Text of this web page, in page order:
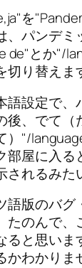
を
、パンデミ
de"とか"/
り替えま
設定で、
後、でて（
"/
部屋に入る
れるみた
版のバグ
たのんで、
ると思いま
かわかりま